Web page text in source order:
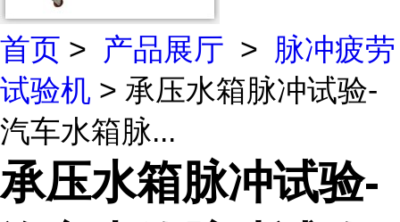
首页 > 产品展厅 > 脉冲疲劳
试验机 > 承压水箱脉冲试验-
汽车水箱脉...
承压水箱脉冲试验-